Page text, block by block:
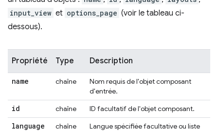
input_view et options_page (voir le tableau ci-
dessous).
Propriété Type Description
name chaîne
Nom requis de l'objet composant
d'entrée.
id chaîne ID facultatif de l'objet composant.
language
chaîne
Langue spécifiée facultative ou liste